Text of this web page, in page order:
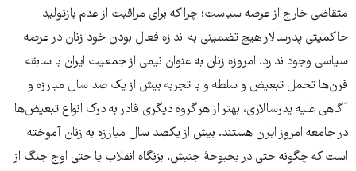
متقاضی خارج از عرصه‌ سیاست؛ چرا که برای مراقبت از عدم بازتولید
حاکمیتی پدرسالار هیچ تضمینی به اندازه‌ فعال بودن خود زنان در عرصه‌
سیاسی وجود ندارد. امروزه زنان به عنوان نیمی از جمعیت ایران با سابقه‌
قرن‌ها تحمل تبعیض و سلطه و با تجربه‌ بیش از یک صد سال مبارزه و
آگاهی علیه پدرسالاری، بهتر از هر گروه دیگری قادر به درک انواع تبعیض‌ها
در جامعه‌ امروز ایران هستند. بیش از یکصد سال مبارزه به زنان آموخته
است که چگونه حتی در بحبوحۀ جنبش، بزنگاه انقلاب یا حتی اوج جنگ از